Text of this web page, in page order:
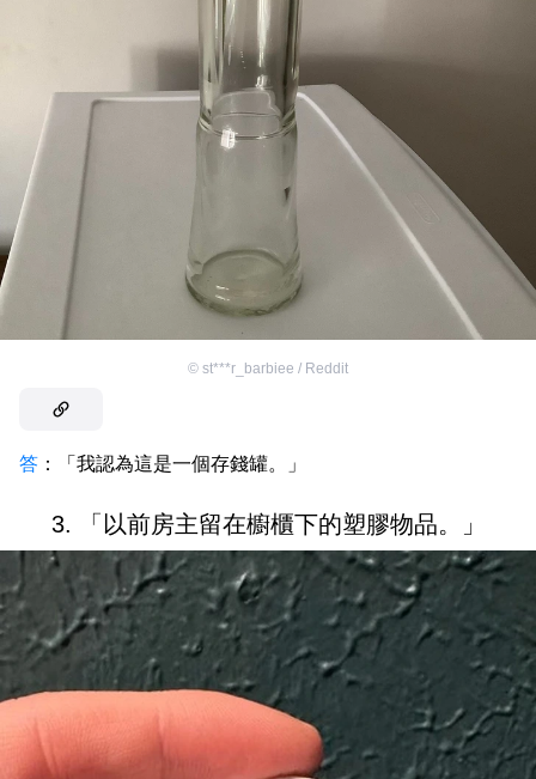
© st***r_barbiee / Reddit
答 ：「我認為這是一個存錢罐。」
3. 「以前房主留在櫥櫃下的塑膠物品。」